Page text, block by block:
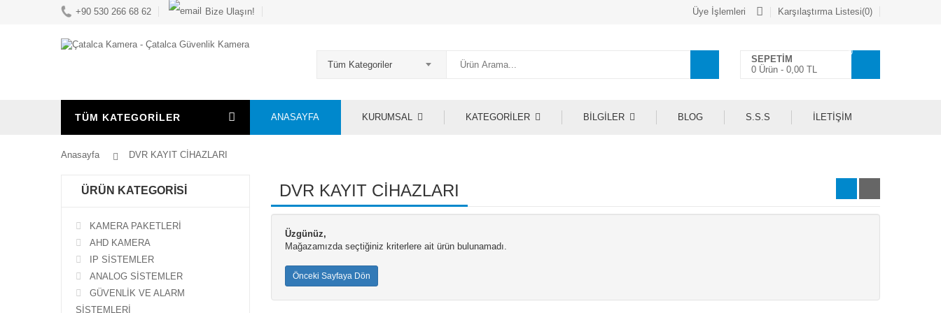
+90 530 266 68 62 Bize Ulaşın! Karşılaştırma Listesi(0)
Üye İşlemleri
Tüm Kategoriler
SEPETİM
0 Ürün - 0,00 TL
0
TÜM KATEGORİLER ANASAYFA KURUMSAL KATEGORİLER BİLGİLER BLOG S.S.S İLETİŞİM
Anasayfa DVR KAYIT CİHAZLARI
ÜRÜN KATEGORİSİ
KAMERA PAKETLERİ
AHD KAMERA
IP SİSTEMLER
ANALOG SİSTEMLER
GÜVENLİK VE ALARM
SİSTEMLERİ
DVR KAYIT CİHAZLARI
Üzgünüz,
Mağazamızda seçtiğiniz kriterlere ait ürün bulunamadı.
Önceki Sayfaya Dön